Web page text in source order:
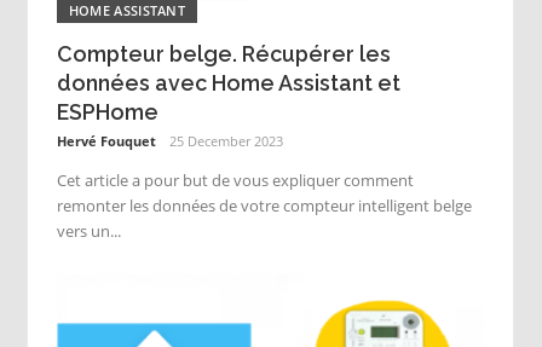
HOME ASSISTANT
Compteur belge. Récupérer les
données avec Home Assistant et
ESPHome
Hervé Fouquet 25 December 2023
Cet article a pour but de vous expliquer comment
remonter les données de votre compteur intelligent belge
vers un...